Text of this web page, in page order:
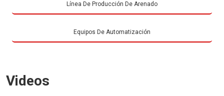
Línea De Producción De Arenado
Equipos De Automatización
Videos